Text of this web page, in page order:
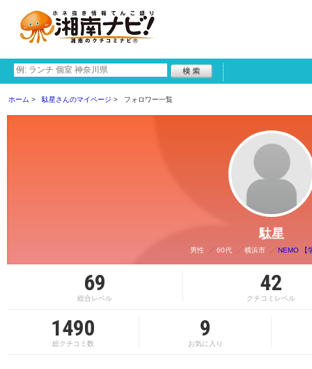
ホーム 駄星さんのマイページ フォロワー一覧
駄星
男性 60代 横浜市 NEMO 【
69
総合レベル
42
クチコミレベル
1490
総クチコミ数
9
お気に入り